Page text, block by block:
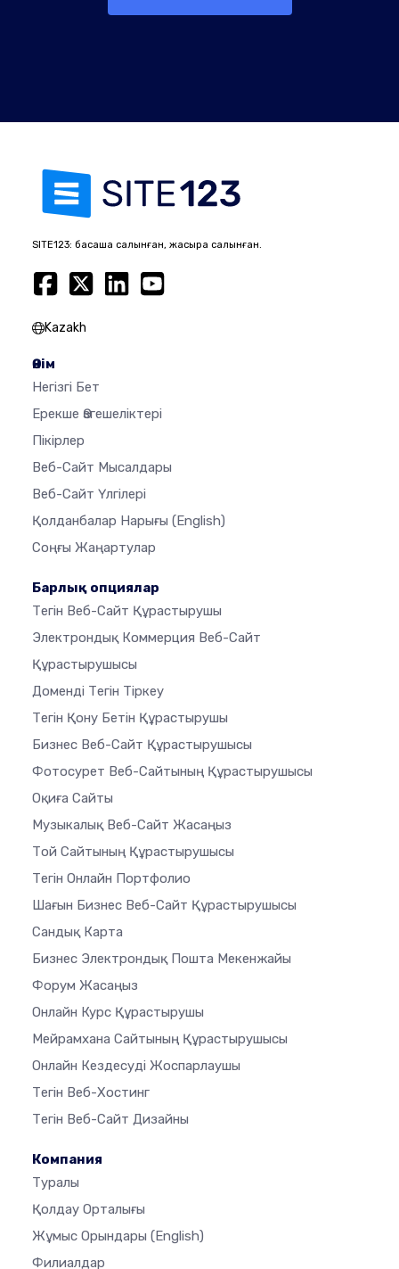
SITE123: басқаша салынған, жақсырақ салынған.
Kazakh
Өнім
Негізгі Бет
Ерекше Өзгешеліктері
Пікірлер
Веб-Сайт Мысалдары
Веб-Сайт Үлгілері
Қолданбалар Нарығы (English)
Соңғы Жаңартулар
Барлық опциялар
Тегін Веб-Сайт Құрастырушы
Электрондық Коммерция Веб-Сайт
Құрастырушысы
Доменді Тегін Тіркеу
Тегін Қону Бетін Құрастырушы
Бизнес Веб-Сайт Құрастырушысы
Фотосурет Веб-Сайтының Құрастырушысы
Оқиға Сайты
Музыкалық Веб-Сайт Жасаңыз
Той Сайтының Құрастырушысы
Тегін Онлайн Портфолио
Шағын Бизнес Веб-Сайт Құрастырушысы
Сандық Карта
Бизнес Электрондық Пошта Мекенжайы
Форум Жасаңыз
Онлайн Курс Құрастырушы
Мейрамхана Сайтының Құрастырушысы
Онлайн Кездесуді Жоспарлаушы
Тегін Веб-Хостинг
Тегін Веб-Сайт Дизайны
Компания
Туралы
Қолдау Орталығы
Жұмыс Орындары (English)
Филиалдар